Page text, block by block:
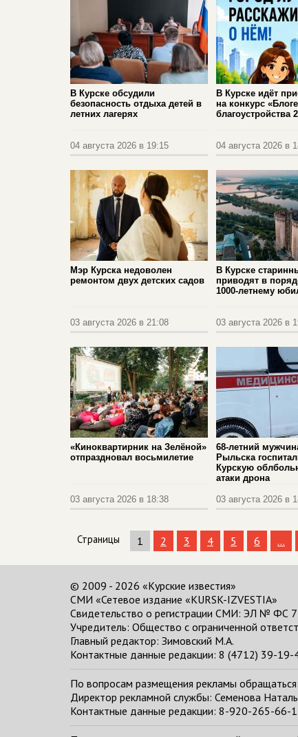
В Курске обсудили
безопасность отдыха детей в
летних лагерях
04 августа 2026 в 19:15
В Курске идёт
на конкурс
благоустройства
04 августа 2026 в
Мэр Курска недоволен
ремонтом двух детских садов
03 августа 2026 в 21:08
В Курске
приводят в
1000‑летнему
03 августа 2026 в
«Киноквартирник на Зелёной»
отпраздновал восьмилетие
03 августа 2026 в 18:38
68-летний
Рыльска
Курскую
атаки дрона
03 августа 2026 в
Страницы 1 2 3 4 5 6 ...
© 2009 - 2026 «Курские известия»
СМИ «Сетевое издание «KURSK-IZVESTIA»
Свидетельство о регистрации СМИ: ЭЛ № ФС
Учредитель: Общество с ограниченной
Главный редактор: Зимовский М.А.
Контактные данные редакции: 8 (4712) 39-19-
По вопросам размещения рекламы обращаться:
Директор рекламной службы: Семенова
Контактные данные редакции: 8-920-265-